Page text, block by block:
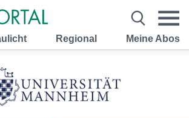
Regional Meine Abos